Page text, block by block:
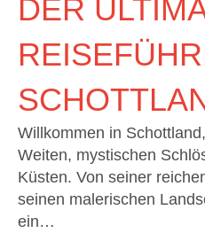
DER
Willkommen in
Weiten, mystischen
Küsten. Von seiner
seinen malerischen
ein…